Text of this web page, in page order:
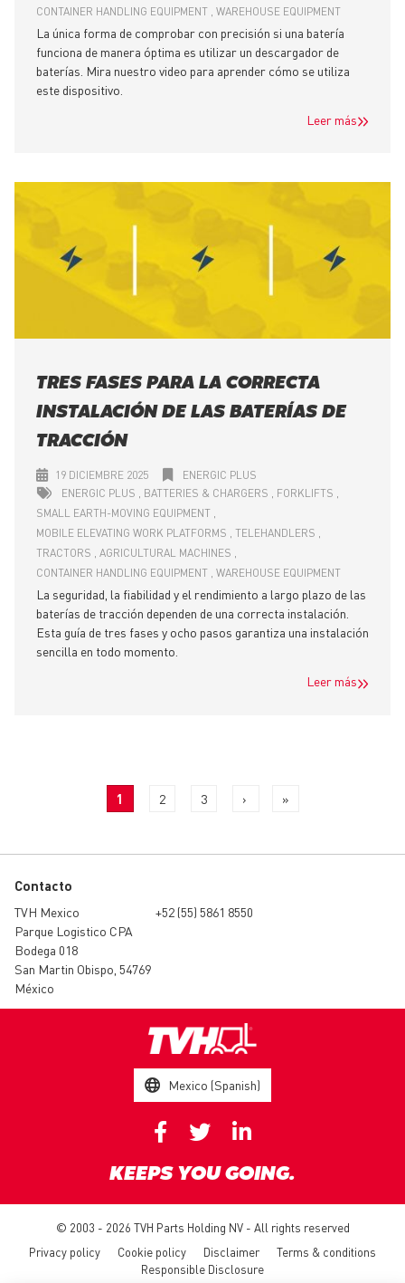
CONTAINER HANDLING EQUIPMENT WAREHOUSE EQUIPMENT
La única forma de comprobar con precisión si una batería
funciona de manera óptima es utilizar un descargador de
baterías. Mira nuestro video para aprender cómo se utiliza
este dispositivo.
Leer más
TRES FASES PARA LA CORRECTA
INSTALACIÓN DE LAS BATERÍAS DE
TRACCIÓN
19 DICIEMBRE 2025
ENERGIC PLUS
ENERGIC PLUS
BATTERIES & CHARGERS
FORKLIFTS
SMALL EARTH-MOVING EQUIPMENT
MOBILE ELEVATING WORK PLATFORMS
TELEHANDLERS
TRACTORS
AGRICULTURAL MACHINES
CONTAINER HANDLING EQUIPMENT WAREHOUSE EQUIPMENT
La seguridad, la fiabilidad y el rendimiento a largo plazo de las
baterías de tracción dependen de una correcta instalación.
Esta guía de tres fases y ocho pasos garantiza una instalación
sencilla en todo momento.
Leer más
Current
page
1 Page
2 Page
3
Next
›
Last
»
Contacto
TVH Mexico
Parque Logistico CPA
Bodega 018
San Martin Obispo, 54769
México
+52 (55) 5861 8550
Mexico (Spanish)
KEEPS YOU GOING.
© 2003 - 2026 TVH Parts Holding NV - All rights reserved
Privacy policy
Cookie policy Disclaimer
Terms & conditions
Responsible Disclosure